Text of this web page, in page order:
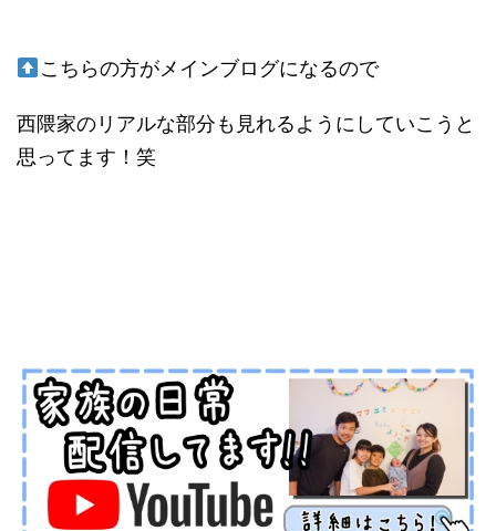
こちらの方がメインブログになるので
西隈家のリアルな部分も見れるようにしていこうと
思ってます！笑